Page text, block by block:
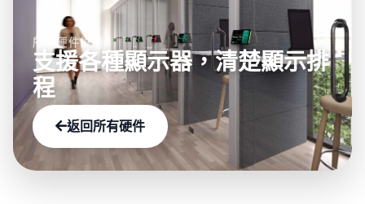
所有硬件設備
支援各種顯示器，清楚顯示排
程
返回所有硬件